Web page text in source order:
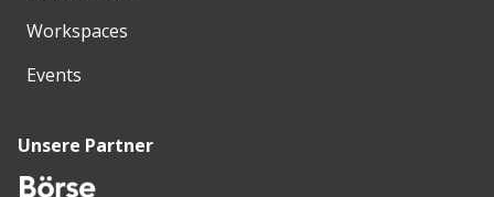
Workspaces
Events
Unsere Partner